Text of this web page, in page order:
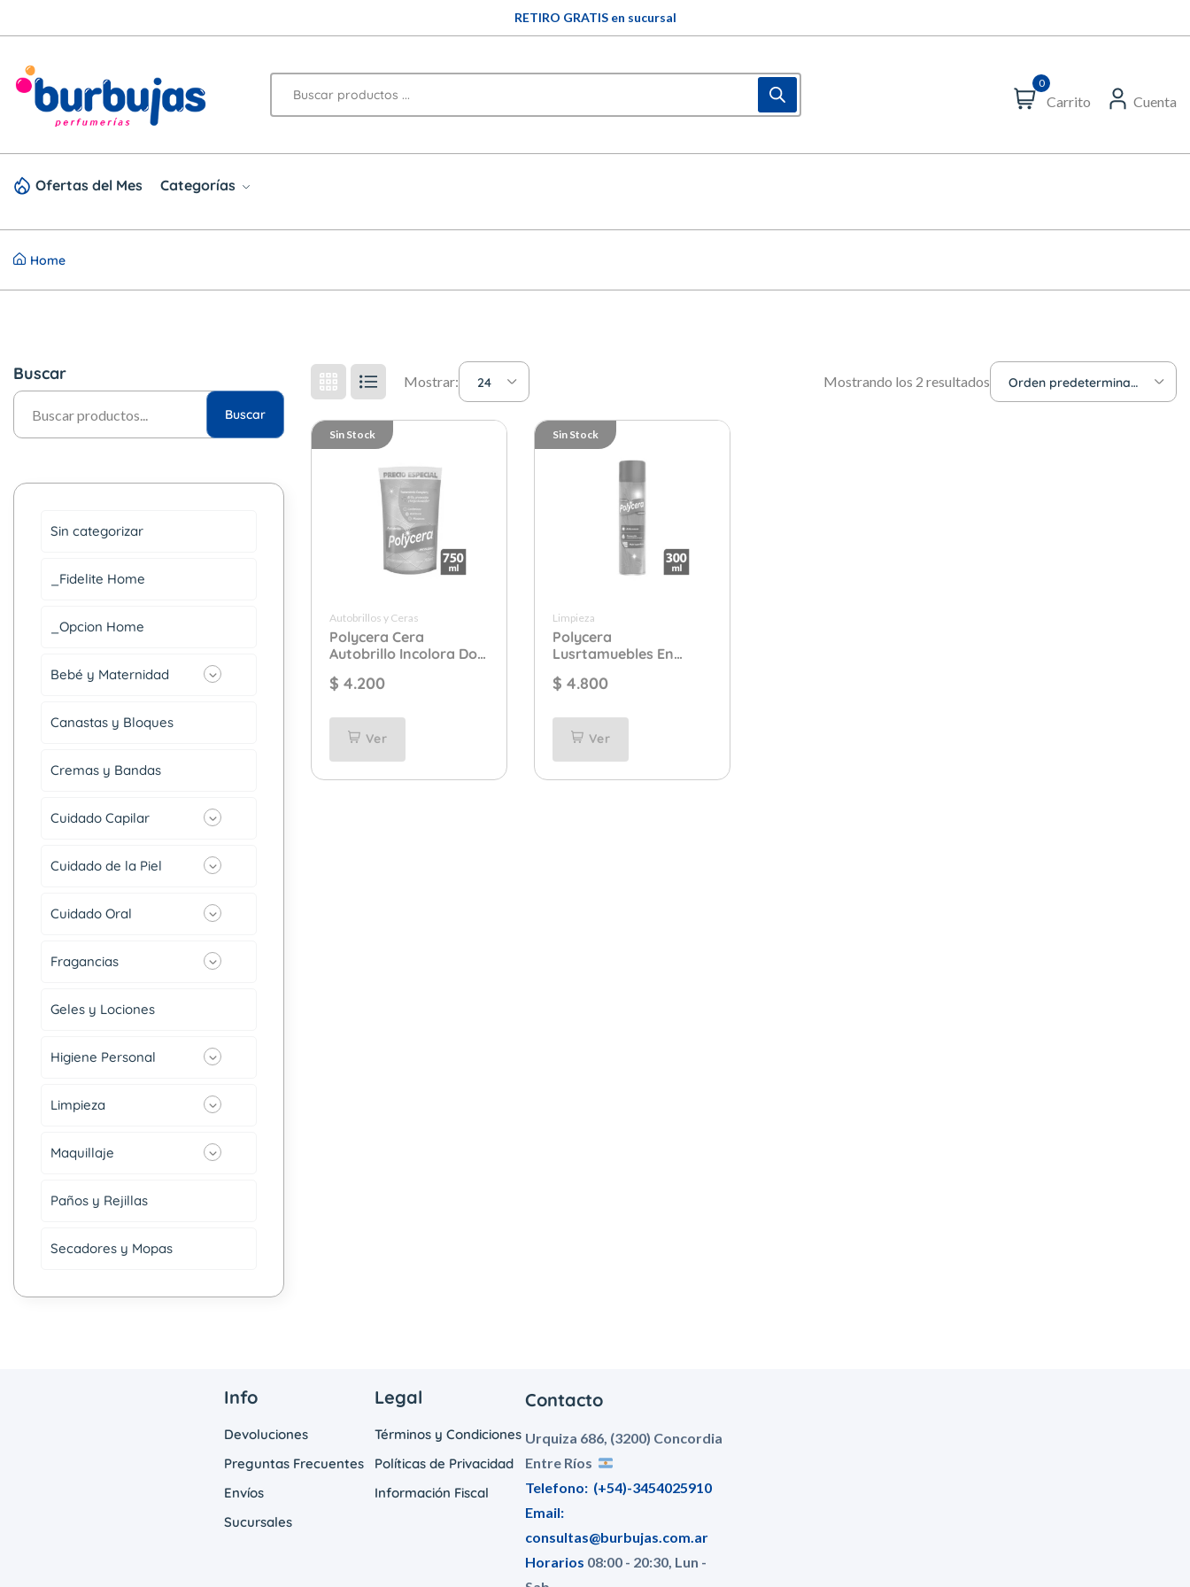
RETIRO GRATIS en sucursal
0
Carrito Cuenta
Ofertas del Mes Categorías
Home
Mostrar: 24 Mostrando los 2 resultados Orden predeterminado
Sin Stock
Autobrillos y Ceras
Polycera Cera
Autobrillo Incolora Doy
$ 4.200
Ver
Sin Stock
Limpieza
Polycera
Lusrtamuebles En
ml.
$ 4.800
Ver
Buscar
Buscar
Sin categorizar
_Fidelite Home
_Opcion Home
Bebé y Maternidad
Canastas y Bloques
Cremas y Bandas
Cuidado Capilar
Cuidado de la Piel
Cuidado Oral
Fragancias
Geles y Lociones
Higiene Personal
Limpieza
Maquillaje
Paños y Rejillas
Secadores y Mopas
Info
Devoluciones
Preguntas Frecuentes
Envíos
Sucursales
Legal
Términos y Condiciones
Políticas de Privacidad
Información Fiscal
Contacto
Urquiza 686, (3200) Concordia
Entre Ríos
Telefono: (+54)-3454025910
Email:
consultas@burbujas.com.ar
Horarios 08:00 - 20:30, Lun -